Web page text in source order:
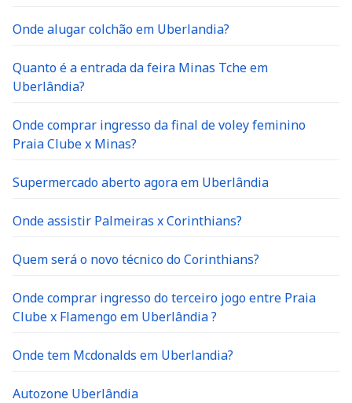
Onde alugar colchão em Uberlandia?
Quanto é a entrada da feira Minas Tche em
Uberlândia?
Onde comprar ingresso da final de voley feminino
Praia Clube x Minas?
Supermercado aberto agora em Uberlândia
Onde assistir Palmeiras x Corinthians?
Quem será o novo técnico do Corinthians?
Onde comprar ingresso do terceiro jogo entre Praia
Clube x Flamengo em Uberlândia ?
Onde tem Mcdonalds em Uberlandia?
Autozone Uberlândia